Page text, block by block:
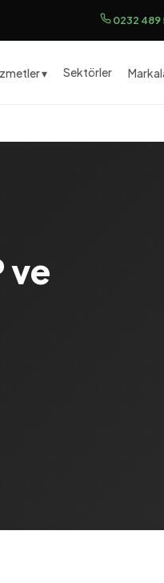
0232 489
▾ Sektörler
ve